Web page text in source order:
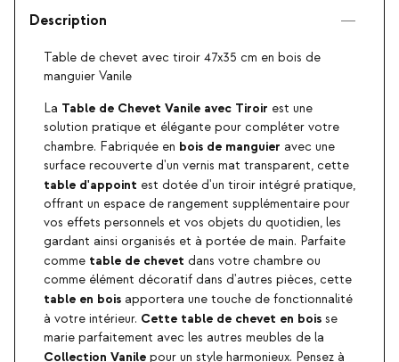
Description
Table de chevet avec tiroir 47x35 cm en bois de
manguier Vanile
La Table de Chevet Vanile avec Tiroir est une
solution pratique et élégante pour compléter votre
chambre. Fabriquée en bois de manguier avec une
surface recouverte d'un vernis mat transparent, cette
table d'appoint est dotée d'un tiroir intégré pratique,
offrant un espace de rangement supplémentaire pour
vos effets personnels et vos objets du quotidien, les
gardant ainsi organisés et à portée de main. Parfaite
comme table de chevet dans votre chambre ou
comme élément décoratif dans d'autres pièces, cette
table en bois apportera une touche de fonctionnalité
à votre intérieur. Cette table de chevet en bois se
marie parfaitement avec les autres meubles de la
Collection Vanile pour un style harmonieux. Pensez à